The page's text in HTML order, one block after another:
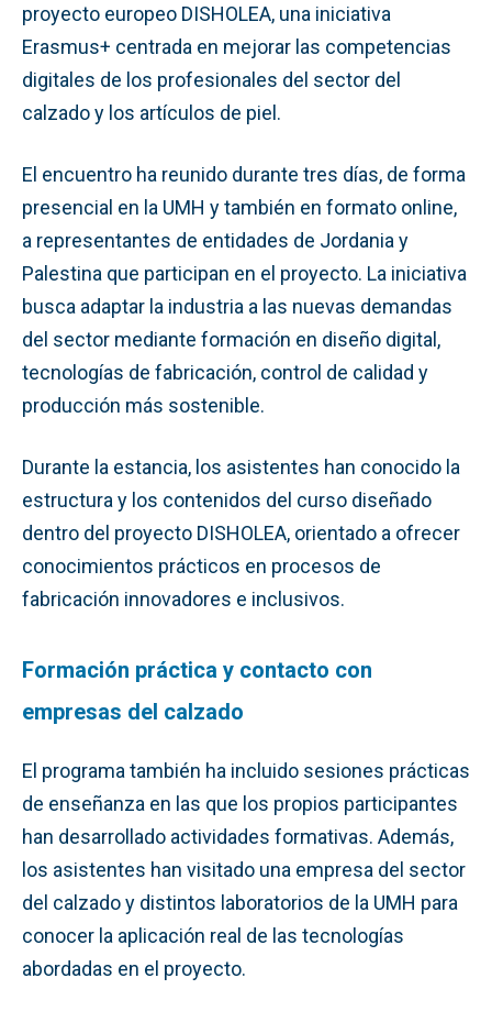
proyecto europeo DISHOLEA, una iniciativa
Erasmus+ centrada en mejorar las competencias
digitales de los profesionales del sector del
calzado y los artículos de piel.
El encuentro ha reunido durante tres días, de forma
presencial en la UMH y también en formato online,
a representantes de entidades de Jordania y
Palestina que participan en el proyecto. La iniciativa
busca adaptar la industria a las nuevas demandas
del sector mediante formación en diseño digital,
tecnologías de fabricación, control de calidad y
producción más sostenible.
Durante la estancia, los asistentes han conocido la
estructura y los contenidos del curso diseñado
dentro del proyecto DISHOLEA, orientado a ofrecer
conocimientos prácticos en procesos de
fabricación innovadores e inclusivos.
Formación práctica y contacto con
empresas del calzado
El programa también ha incluido sesiones prácticas
de enseñanza en las que los propios participantes
han desarrollado actividades formativas. Además,
los asistentes han visitado una empresa del sector
del calzado y distintos laboratorios de la UMH para
conocer la aplicación real de las tecnologías
abordadas en el proyecto.